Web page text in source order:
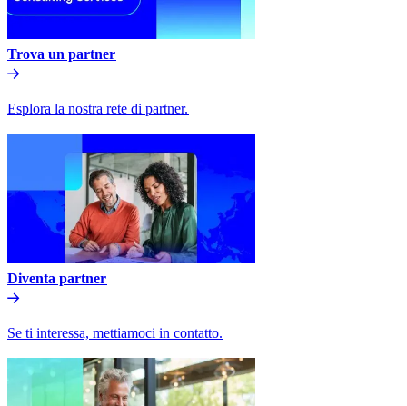
Trova un partner​​
Esplora la nostra rete di partner.​​
Diventa partner​​
Se ti interessa, mettiamoci in contatto.​​